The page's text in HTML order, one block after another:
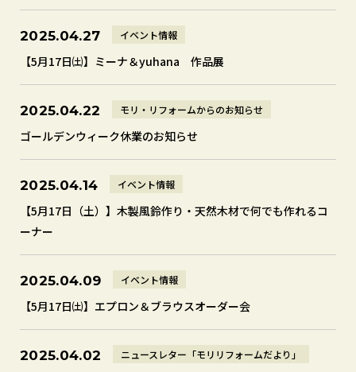
2025.04.27 イベント情報
【5月17日㈯】ミーナ＆yuhana 作品展
2025.04.22 モリ・リフォームからのお知らせ
ゴールデンウィーク休業のお知らせ
2025.04.14 イベント情報
【5月17日（土）】木製風鈴作り・天然木材で何でも作れるコ
ーナー
2025.04.09 イベント情報
【5月17日㈯】エプロン＆ブラウスオーダー会
2025.04.02 ニュースレター「モリリフォームだより」